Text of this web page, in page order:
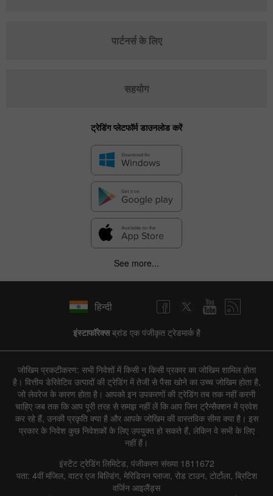
पार्टनर्स के लिए
सहयोग
ट्रेडिंग प्लेटफॉर्म डाउनलोड करें
See more...
हिन्दी
इंस्टाफॉरेक्सब्रांड एक पंजीकृत ट्रेडमार्क है
जोखिम प्रकटीकरण: सभी निवेशों में किसी न किसी प्रकार का जोखिम शामिल होता
है। वित्तीय डेरिवेटिव उत्पादों की ट्रेडिंग में तेजी से पैसा खोने का उच्च जोखिम होता है,
जो लेवरेज के कारण होता है। आपको इन उपकरणों की ट्रेडिंग तब तक नहीं करनी
चाहिए जब तक कि आप पूरी तरह से समझ नहीं लें कि आप जिन ट्रैन्सैक्शन में प्रवेश
कर रहे हैं, उनकी प्रकृति क्या है और आपके जोखिम की वास्तविक सीमा क्या है। इस
प्रकार के निवेश कुछ निवेशकों के लिए उपयुक्त हो सकते हैं, लेकिन वे सभी के लिए
नहीं हैं।
इंस्टेंट ट्रेडिंग लिमिटेड, पंजीकरण संख्या 1811672
पता: 4वीं मंजिल, वाटर एज बिल्डिंग, मेरिडियन प्लाजा, रोड टाउन, टोर्टोला, ब्रिटिश
वर्जिन आइलैंड्स